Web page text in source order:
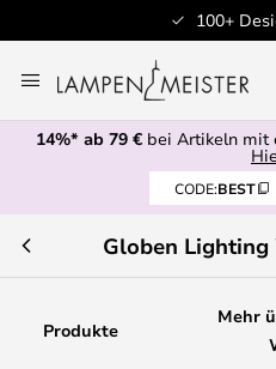
Inhalt
springen
14%* ab 79 € bei Artikeln mit
CODE:BEST
Globen
Produkte
Mehr